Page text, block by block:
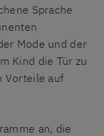
Sprache
Mode und der
Kind die Tür zu
Vorteile auf
an, die